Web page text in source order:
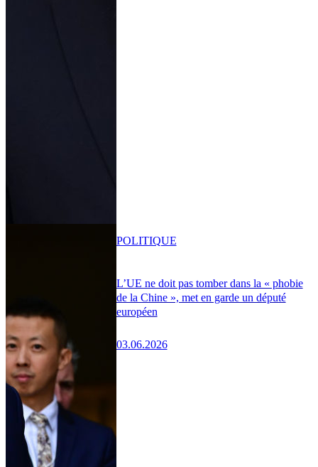
L’UE ne doit pas tomber dans la « phobie
de la Chine », met en garde un député
européen
03.06.2026
POLITIQUE